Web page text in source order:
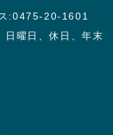
:0475-20-1601
日曜日、休日、年末